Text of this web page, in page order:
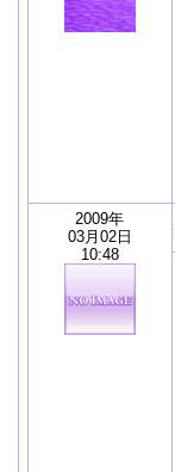
2009年
03月02日
10:48